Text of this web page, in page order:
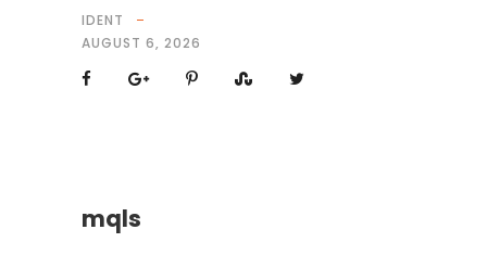
IDENT
AUGUST 6, 2026
mqls